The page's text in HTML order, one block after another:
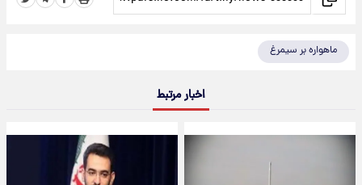
ماهواره بر سیمرغ
اخبار مرتبط